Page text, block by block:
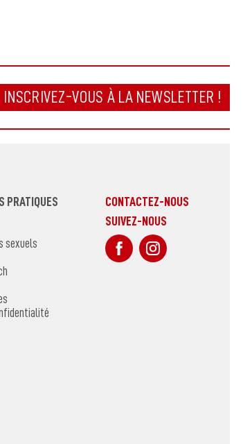
INSCRIVEZ-VOUS À LA NEWSLETTER !
PRATIQUES
sexuels
CONTACTEZ-NOUS
SUIVEZ-NOUS
sur Facebook